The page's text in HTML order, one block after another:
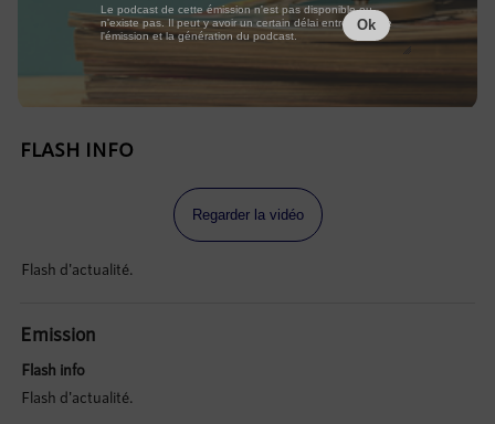
FLASH INFO
Regarder la vidéo
Flash d'actualité.
Emission
Flash info
Flash d'actualité.
Le podcast de cette émission n'est pas disponible ou
n'existe pas. Il peut y avoir un certain délai entre la fin de
l'émission et la génération du podcast.
Ok